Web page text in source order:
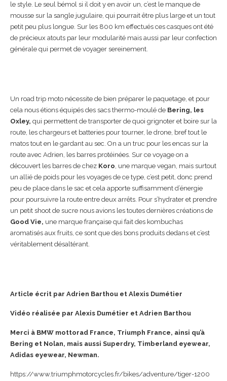
le style. Le seul bémol si il doit y en avoir un, c’est le manque de
mousse sur la sangle jugulaire, qui pourrait être plus large et un tout
petit peu plus longue. Sur les 800 km effectués ces casques ont été
de précieux atouts par leur modularité mais aussi par leur confection
générale qui permet de voyager sereinement.
Un road trip moto nécessite de bien préparer le paquetage, et pour
cela nous étions équipés des sacs thermo-moulé de Bering, les
Oxley, qui permettent de transporter de quoi grignoter et boire sur la
route, les chargeurs et batteries pour tourner, le drone, bref tout le
matos tout en le gardant au sec. On a un truc pour les encas sur la
route avec Adrien, les barres protéinées. Sur ce voyage on a
découvert les barres de chez Koro, une marque vegan, mais surtout
un allié de poids pour les voyages de ce type, c’est petit, donc prend
peu de place dans le sac et cela apporte suffisamment d’énergie
pour poursuivre la route entre deux arrêts. Pour s’hydrater et prendre
un petit shoot de sucre nous avions les toutes dernières créations de
Good Vie, une marque française qui fait des kombuchas
aromatisés aux fruits, ce sont que des bons produits dedans et c’est
véritablement désaltérant.
Article écrit par Adrien Barthou et Alexis Dumétier
Vidéo réalisée par Alexis Dumétier et Adrien Barthou
Merci à BMW mottorad France, Triumph France, ainsi qu’à
Bering et Nolan, mais aussi Superdry, Timberland eyewear,
Adidas eyewear, Newman.
https://www.triumphmotorcycles.fr/bikes/adventure/tiger-1200